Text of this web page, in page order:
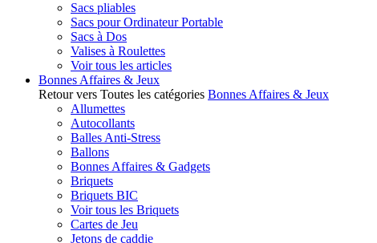
Sacs pliables
Sacs pour Ordinateur Portable
Sacs à Dos
Valises à Roulettes
Voir tous les articles
Bonnes Affaires & Jeux
Retour vers Toutes les catégories Bonnes Affaires & Jeux
Allumettes
Autocollants
Balles Anti-Stress
Ballons
Bonnes Affaires & Gadgets
Briquets
Briquets BIC
Voir tous les Briquets
Cartes de Jeu
Jetons de caddie